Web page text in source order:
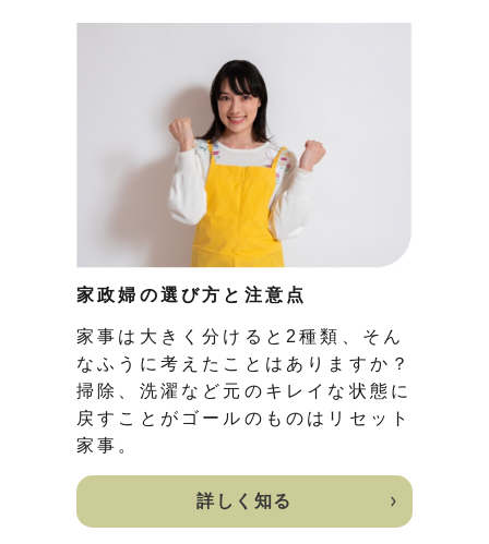
家政婦の選び方と注意点
家事は大きく分けると2種類、そん
なふうに考えたことはありますか？
掃除、洗濯など元のキレイな状態に
戻すことがゴールのものはリセット
家事。
詳しく知る